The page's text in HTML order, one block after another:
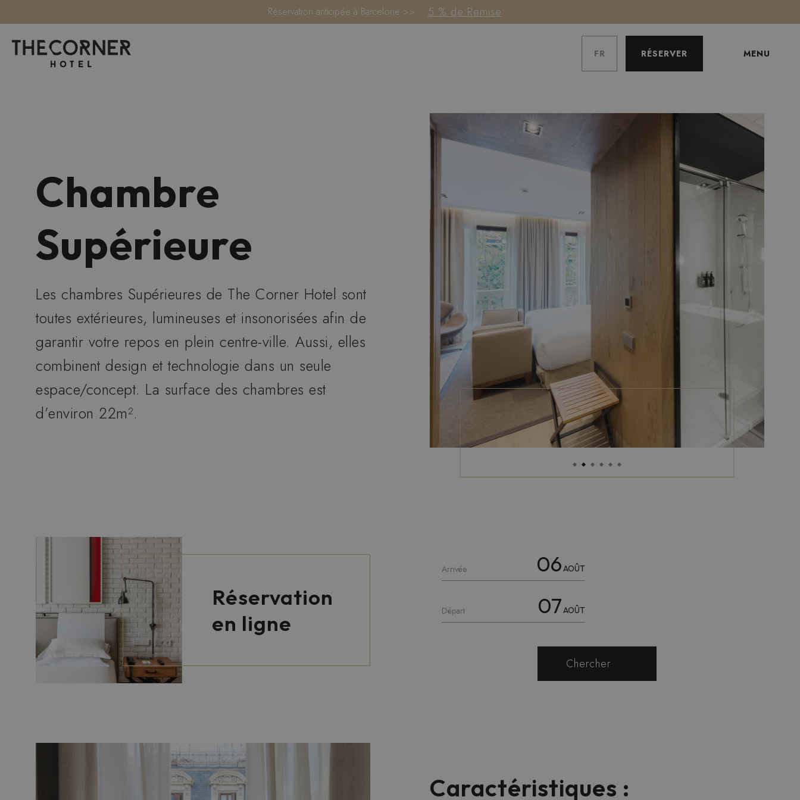
Réservation anticipée à Barcelone >> 5 % de Remise
FR RÉSERVER MENU
Chambre
Supérieure
Les chambres Supérieures de The Corner Hotel sont
toutes extérieures, lumineuses et insonorisées afin de
garantir votre repos en plein centre-ville. Aussi, elles
combinent design et technologie dans un seule
espace/concept. La surface des chambres est
d’environ 22m².
Réservation
en ligne
Arrivée 06AOÛT
Départ 07AOÛT
Chercher
Caractéristiques :